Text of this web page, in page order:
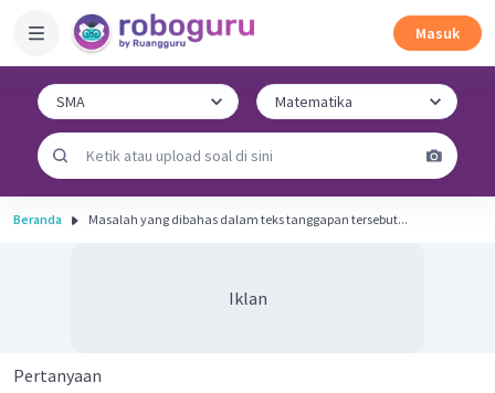
Masuk
Beranda Masalah yang dibahas dalam teks tanggapan tersebut...
Iklan
Pertanyaan